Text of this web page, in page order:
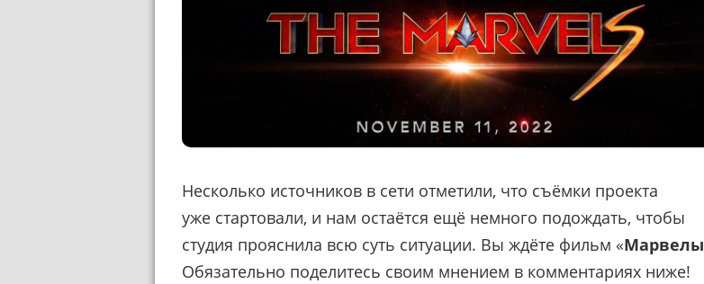
Несколько источников в сети отметили, что съёмки проекта
уже стартовали, и нам остаётся ещё немного подождать, чтобы
студия прояснила всю суть ситуации. Вы ждёте фильм «Марвелы
Обязательно поделитесь своим мнением в комментариях ниже!